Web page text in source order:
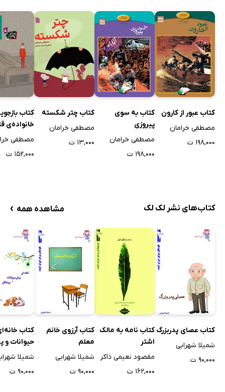
کتاب عبور از کارون
مصطفی خرامان
۱۹۸,۰۰۰ ت
کتاب به سوی
پیروزی
مصطفی خرامان
۱۹۸,۰۰۰ ت
کتاب چتر شکسته
مصطفی خرامان
۱۳,۰۰۰ ت
کتاب
خانواده‌ی
مصطفی
۱۵۲,۰۰۰ ت
کتاب‌های نشر لک لک مشاهده همه ›
کتاب عصای پدربزرگ
شمیلا شهرابی
۹۰,۰۰۰ ت
کتاب نامه به مالک
اشتر
مقصود نعیمی ذاکر
۱۶۲,۰۰۰ ت
کتاب آرزوی خانم
معلم
شمیلا شهرابی
۹۰,۰۰۰ ت
کتاب
حیوانات و
شمیلا
۹۰,۰۰۰ ت